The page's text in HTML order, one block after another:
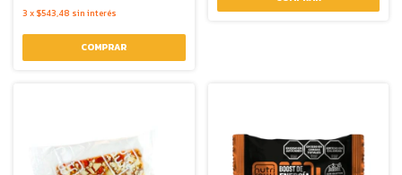
3 x $543,48 sin interés